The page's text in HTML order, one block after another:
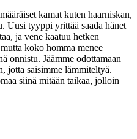
kamat kuten haarniskan,
Uusi tyyppi yrittää saada hänet
ja vene kaatuu hetken
koko homma menee
onnistu. Jäämme odottamaan
jotta saisimme lämmiteltyä.
siinä mitään taikaa, jolloin